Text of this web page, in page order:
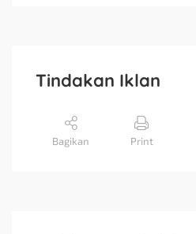
Tindakan Iklan
Bagikan Print